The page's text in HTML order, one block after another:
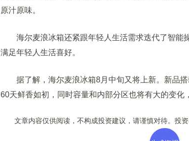
原汁原味。
海尔麦浪冰箱还紧跟年轻人生活需求迭代了智能
满足年轻人生活喜好。
据了解，海尔麦浪冰箱8月中旬又将上新。新品搭
60天鲜香如初，同时容量和内部分区也将有大的变化
文章内容仅供阅读，不构成投资建议，请谨慎对待。投资